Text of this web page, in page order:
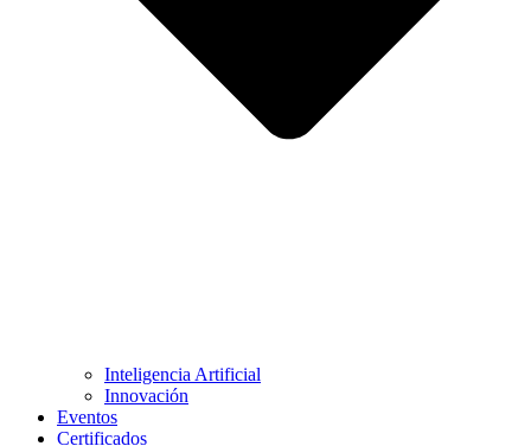
Inteligencia Artificial
Innovación
Eventos
Certificados